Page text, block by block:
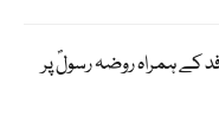
کے ہمراہ روضہ رسولؐ پر